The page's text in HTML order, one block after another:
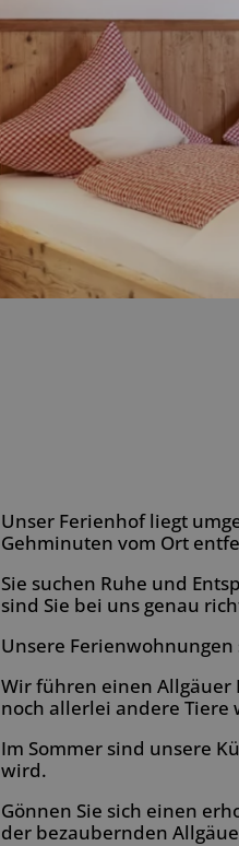
Unser Ferienhof liegt
Gehminuten vom Ort
Sie suchen Ruhe und
sind Sie bei uns genau
Unsere
Wir führen einen Allgäuer
noch allerlei andere Tiere
Im Sommer sind unsere
wird.
Gönnen Sie sich einen
der bezaubernden